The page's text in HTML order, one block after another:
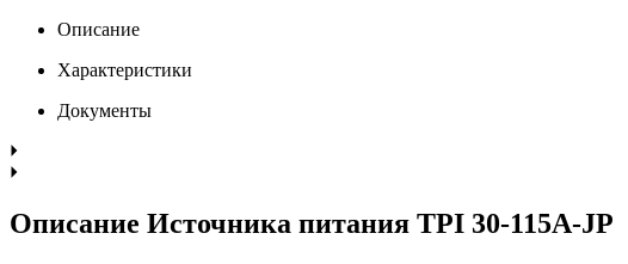
Описание
Характеристики
Документы
Описание Источника питания TPI 30-115A-JP